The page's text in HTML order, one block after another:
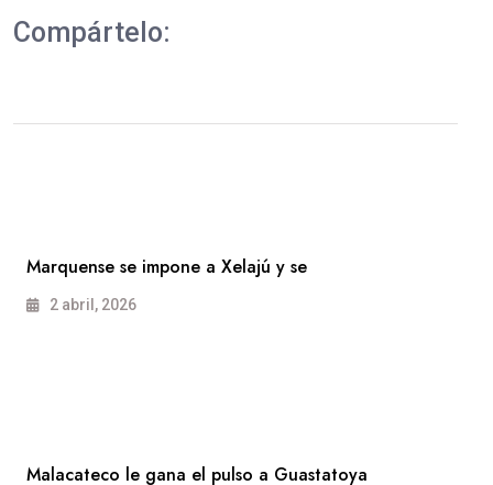
Compártelo:
Marquense se impone a Xelajú y se
2 abril, 2026
Malacateco le gana el pulso a Guastatoya